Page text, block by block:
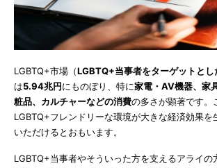
LGBTQ+市場（LGBTQ+当事者をターゲットとし
は5.94兆円にものぼり、特に家電・AV機器、家
粧品、カルチャーなどの消費の多さが顕著です。
LGBTQ+フレンドリーな環境が大きな経済効果を
いただけるとおもいます。
LGBTQ+当事者やそういった方を支えるアライの